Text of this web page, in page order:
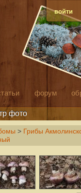
войти
форум
фото
> Грибы